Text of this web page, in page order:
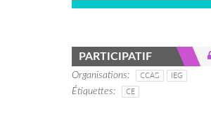
PARTICIPATIF
Organisations CCAS
IEG
Étiquettes
CE